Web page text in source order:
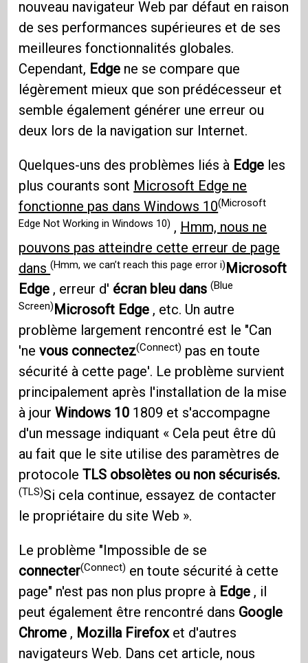
nouveau navigateur Web par défaut en raison
de ses performances supérieures et de ses
meilleures fonctionnalités globales.
Cependant, Edge ne se compare que
légèrement mieux que son prédécesseur et
semble également générer une erreur ou
deux lors de la navigation sur Internet.
Quelques-uns des problèmes liés à Edge les
plus courants sont Microsoft Edge ne
fonctionne pas dans Windows 10(Microsoft
Edge Not Working in Windows 10) , Hmm, nous ne
pouvons pas atteindre cette erreur de page
dans(Hmm, we can’t reach this page error i) Microsoft
Edge , erreur d' écran bleu dans(Blue
Screen) Microsoft Edge , etc. Un autre
problème largement rencontré est le "Can
'nevous connectez(Connect) pas en toute
sécurité à cette page'. Le problème survient
principalement après l'installation de la mise
à jourWindows 10 1809 et s'accompagne
d'un message indiquant « Cela peut être dû
au fait que le site utilise des paramètres de
protocoleTLS obsolètes ou non sécurisés.
(TLS)Si cela continue, essayez de contacter
le propriétaire du site Web ».
Le problème "Impossible de se
connecter(Connect) en toute sécurité à cette
page" n'est pas non plus propre à Edge , il
peut également être rencontré dans Google
Chrome , Mozilla Firefoxet d'autres
navigateurs Web. Dans cet article, nous